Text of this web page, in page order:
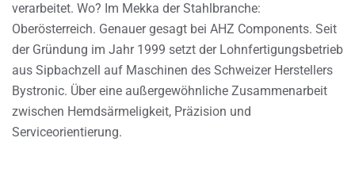
verarbeitet. Wo? Im Mekka der Stahlbranche:
Oberösterreich. Genauer gesagt bei AHZ Components. Seit
der Gründung im Jahr 1999 setzt der Lohnfertigungsbetrieb
aus Sipbachzell auf Maschinen des Schweizer Herstellers
Bystronic. Über eine außergewöhnliche Zusammenarbeit
zwischen Hemdsärmeligkeit, Präzision und
Serviceorientierung.